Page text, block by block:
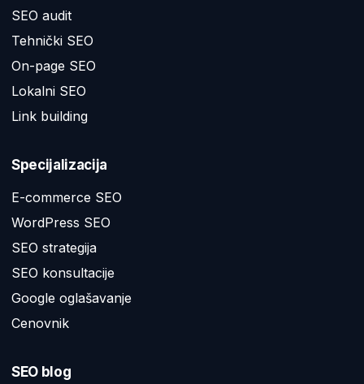
SEO audit
Tehnički SEO
On-page SEO
Lokalni SEO
Link building
Specijalizacija
E-commerce SEO
WordPress SEO
SEO strategija
SEO konsultacije
Google oglašavanje
Cenovnik
SEO blog